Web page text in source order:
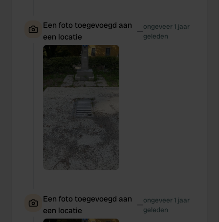
Een foto toegevoegd aan
een locatie
—ongeveer 1 jaar
geleden
Een foto toegevoegd aan
een locatie
—ongeveer 1 jaar
geleden